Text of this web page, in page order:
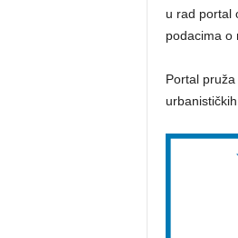
u rad portal
podacima o
Portal